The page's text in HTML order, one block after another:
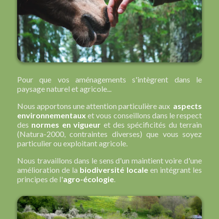
Pour que vos aménagements s'intègrent dans le
paysage naturel et agricole...
Nous apportons une attention particulière aux aspects
environnementaux et vous conseillons dans le respect
des normes en vigueur et des spécificités du terrain
(Natura-2000, contraintes diverses) que vous soyez
particulier ou exploitant agricole.
Nous travaillons dans le sens d'un maintient voire d'une
amélioration de la biodiversité localeen intégrant les
principes de l'agro-écologie